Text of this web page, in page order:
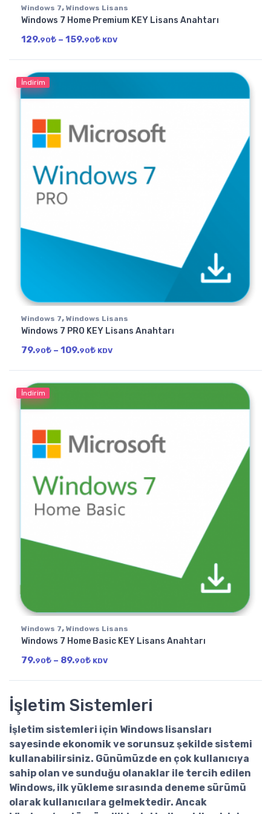
Windows 7, Windows Lisans
Windows 7 Home Premium KEY Lisans Anahtarı
129.90₺ – 159.90₺Fiyat aralığı: 129.90₺ - 159.90₺
KDV
İndirim
Windows 7, Windows Lisans
Windows 7 PRO KEY Lisans Anahtarı
79.90₺ – 109.90₺Fiyat aralığı: 79.90₺ - 109.90₺
KDV
İndirim
Windows 7, Windows Lisans
Windows 7 Home Basic KEY Lisans Anahtarı
79.90₺ – 89.90₺Fiyat aralığı: 79.90₺ - 89.90₺
KDV
İşletim Sistemleri
İşletim sistemleri için Windows lisansları
sayesinde ekonomik ve sorunsuz şekilde sistemi
kullanabilirsiniz. Günümüzde en çok kullanıcıya
sahip olan ve sunduğu olanaklar ile tercih edilen
Windows, ilk yükleme sırasında deneme sürümü
olarak kullanıcılara gelmektedir. Ancak